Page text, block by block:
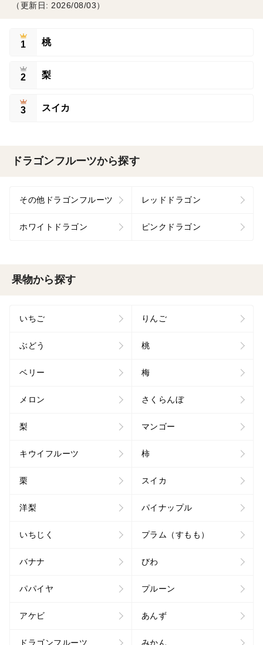
（更新日: 2026/08/03）
1 桃
2 梨
3 スイカ
ドラゴンフルーツから探す
その他ドラゴンフルーツ レッドドラゴン
ホワイトドラゴン ピンクドラゴン
果物から探す
いちご りんご
ぶどう 桃
ベリー 梅
メロン さくらんぼ
梨 マンゴー
キウイフルーツ 柿
栗 スイカ
洋梨 パイナップル
いちじく プラム（すもも）
バナナ びわ
パパイヤ プルーン
アケビ あんず
ドラゴンフルーツ みかん